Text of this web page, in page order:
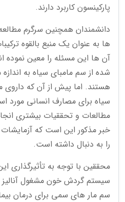
پارکینسون کاربرد دارند.
دانشمندان همچنین سرگرم مطالعه
ها به عنوان یک منبع بالقوه
آن ها این مسئله را معین نموده
شده از سم مامبای سیاه به
هستند. اما پیش از آن که
سیاه برای مصارف انسانی مورد
مطالعات و تحققیات بیشتری
خبر مذکور این است که
را به دنبال داشته است.
محققین با توجه به تأثیرگذاری
سیستم گردش خون مشغول آنالیز
سم مار های سمی برای درمان